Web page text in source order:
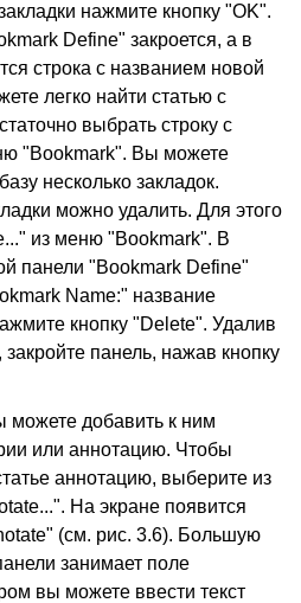
нажмите кнопку "OK".
Define" закроется, а в
строка с названием новой
легко найти статью с
выбрать строку с
"Bookmark". Вы можете
несколько закладок.
можно удалить. Для этого
из меню "Bookmark". В
панели "Bookmark Define"
Name:" название
кнопку "Delete". Удалив
панель, нажав кнопку
можете добавить к ним
или аннотацию. Чтобы
аннотацию, выберите из
На экране появится
(см. рис. 3.6). Большую
занимает поле
вы можете ввести текст